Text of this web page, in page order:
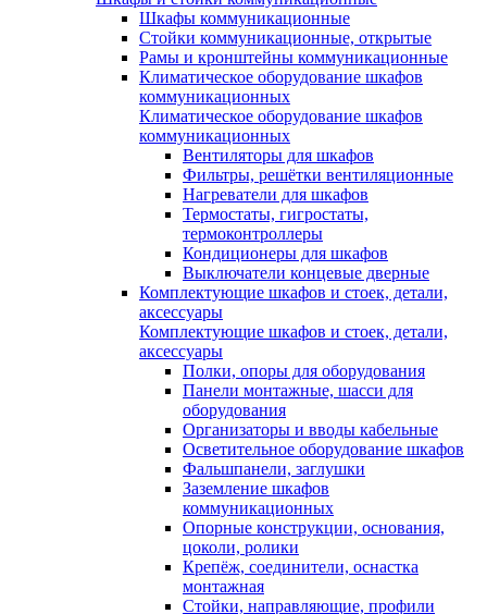
Шкафы коммуникационные
Стойки коммуникационные, открытые
Рамы и кронштейны коммуникационные
Климатическое оборудование шкафов
коммуникационных
Климатическое оборудование шкафов
коммуникационных
Вентиляторы для шкафов
Фильтры, решётки вентиляционные
Нагреватели для шкафов
Термостаты, гигростаты,
термоконтроллеры
Кондиционеры для шкафов
Выключатели концевые дверные
Комплектующие шкафов и стоек, детали,
аксессуары
Комплектующие шкафов и стоек, детали,
аксессуары
Полки, опоры для оборудования
Панели монтажные, шасси для
оборудования
Организаторы и вводы кабельные
Осветительное оборудование шкафов
Фальшпанели, заглушки
Заземление шкафов
коммуникационных
Опорные конструкции, основания,
цоколи, ролики
Крепёж, соединители, оснастка
монтажная
Стойки, направляющие, профили